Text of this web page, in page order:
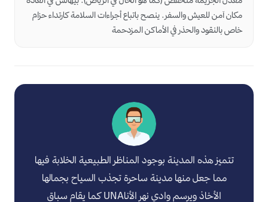
مكان آمن للعيش والسفر. ينصح باتباع أجراءات السلامة كارتداء حزام
خاص بالنقود والحذر في الأماكن المزدحمة
تتميز هذه المدينة بوجود المناظر الطبيعية الخلابة فيها
مما جعل منها مدينة ساحرة تجذب السياح بجمالها
الأخاذ ويرسم وادي نهر الأناUNA كما يقام سباق